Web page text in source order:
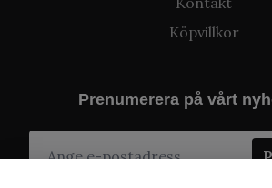
Köpvillkor
Prenumerera på vårt